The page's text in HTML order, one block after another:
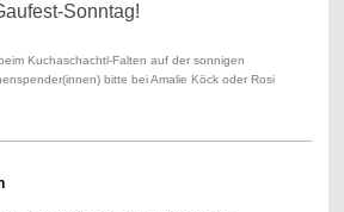
Sonntag!
Kuchaschachtl-Falten auf der sonnigen
bitte bei Amalie Köck oder Rosi